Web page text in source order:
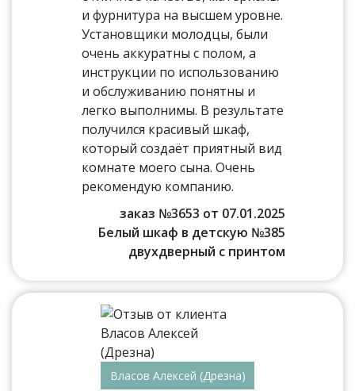
и фурнитура на высшем уровне.
Установщики молодцы, были
очень аккуратны с полом, а
инструкции по использованию
и обслуживанию понятны и
легко выполнимы. В результате
получился красивый шкаф,
который создаёт приятный вид
комнате моего сына. Очень
рекомендую компанию.
заказ №3653 от 07.01.2025
Белый шкаф в детскую №385
двухдверный с принтом
Власов Алексей (Дрезна)